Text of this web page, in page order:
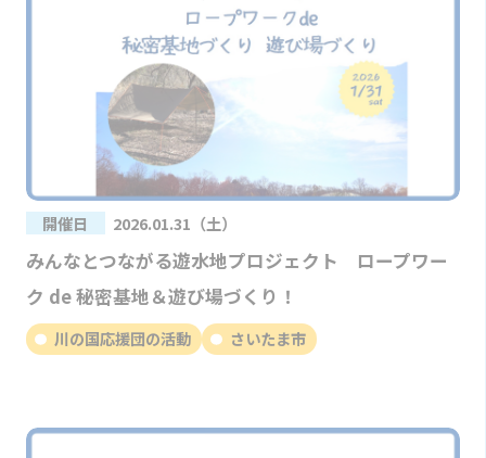
開催日 2026.01.31（土）
みんなとつながる遊水地プロジェクト ロープワー
ク de 秘密基地＆遊び場づくり！
川の国応援団の活動 さいたま市